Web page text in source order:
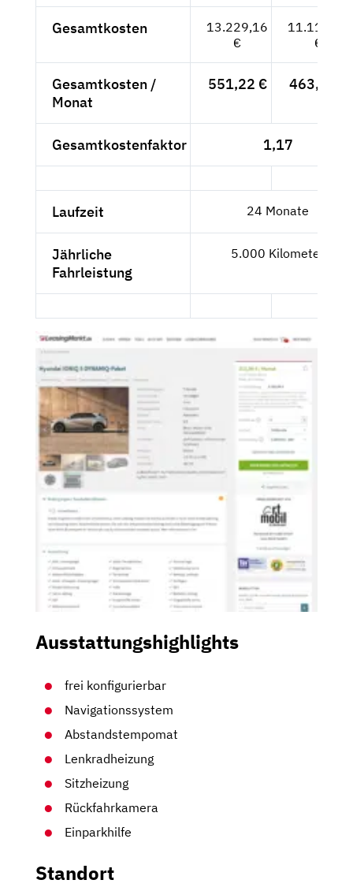
Gesamtkosten
13.229,16
€
11.116,94
€
Gesamtkosten /
Monat
551,22 € 463,21 €
Gesamtkostenfaktor 1,17
Laufzeit 24 Monate
Jährliche
Fahrleistung
5.000 Kilometer
Ausstattungshighlights
frei konfigurierbar
Navigationssystem
Abstandstempomat
Lenkradheizung
Sitzheizung
Rückfahrkamera
Einparkhilfe
Standort